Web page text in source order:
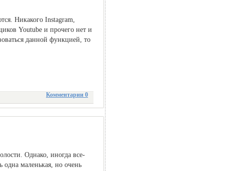
Никакого Instagram,
Youtube и прочего нет и
данной функцией, то
Комментарии 0
Однако, иногда все-
одна маленькая, но очень